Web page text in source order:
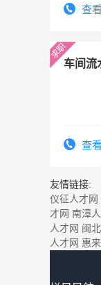
查
车间流
查
友情链接:
仪征人才网
才网 南漳
人才网 闽
人才网 惠